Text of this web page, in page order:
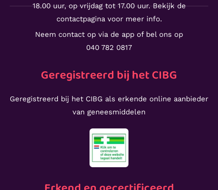
18.00 uur, op vrijdag tot 17.00 uur. Bekijk de
contactpagina voor meer info.
Neem contact op via de app of bel ons op
040 782 0817
Geregistreerd bij het CIBG
Geregistreerd bij het CIBG als erkende online aanbieder
van geneesmiddelen